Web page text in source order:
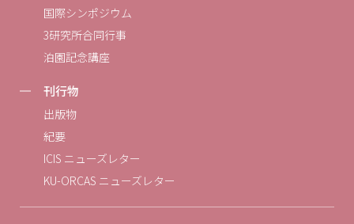
国際シンポジウム
3研究所合同行事
泊園記念講座
刊行物
出版物
紀要
ICIS ニューズレター
KU-ORCAS ニューズレター